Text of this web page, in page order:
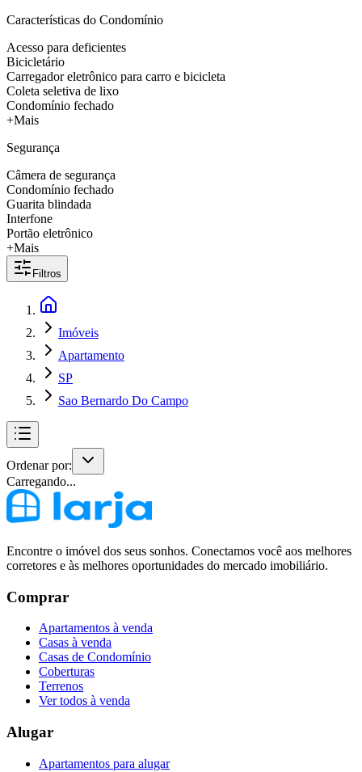
Características do Condomínio
Acesso para deficientes
Bicicletário
Carregador eletrônico para carro e bicicleta
Coleta seletiva de lixo
Condomínio fechado
+Mais
Segurança
Câmera de segurança
Condomínio fechado
Guarita blindada
Interfone
Portão eletrônico
+Mais
Filtros
Imóveis
Apartamento
SP
Sao Bernardo Do Campo
Ordenar por:
Carregando...
Encontre o imóvel dos seus sonhos. Conectamos você aos melhores
corretores e às melhores oportunidades do mercado imobiliário.
Comprar
Apartamentos à venda
Casas à venda
Casas de Condomínio
Coberturas
Terrenos
Ver todos à venda
Alugar
Apartamentos para alugar